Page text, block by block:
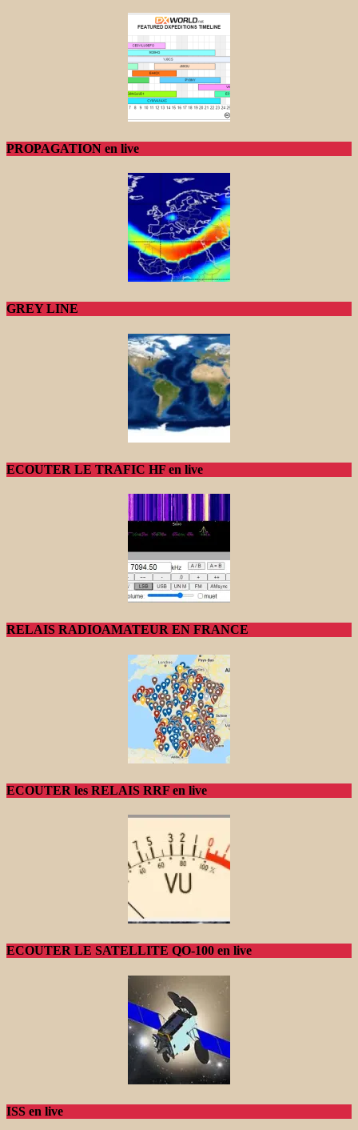
PROPAGATION en live
GREY LINE
ECOUTER LE TRAFIC HF en live
RELAIS RADIOAMATEUR EN FRANCE
ECOUTER les RELAIS RRF en live
ECOUTER LE SATELLITE QO-100 en live
ISS en live